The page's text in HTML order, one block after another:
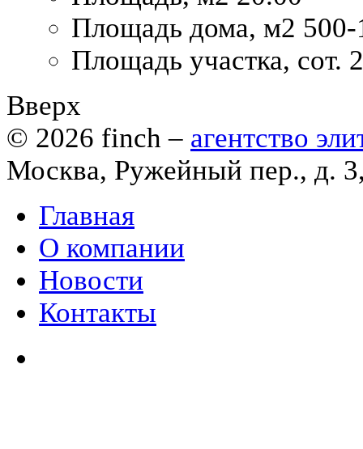
Площадь дома, м2
Площадь участка, сот.
Вверх
© 2026 finch – агентство
Москва, Ружейный пер., д.
Главная
О компании
Новости
Контакты